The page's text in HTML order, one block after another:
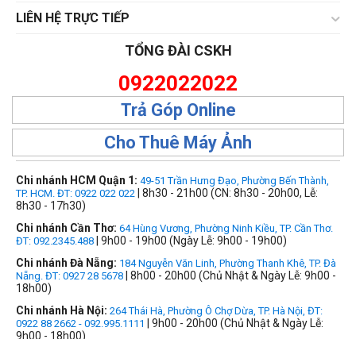
LIÊN HỆ TRỰC TIẾP
TỔNG ĐÀI CSKH
0922022022
Trả Góp Online
Cho Thuê Máy Ảnh
Chi nhánh HCM Quận 1: 49-51 Trần Hưng Đạo, Phường Bến Thành,
TP. HCM. ĐT: 0922 022 022 | 8h30 - 21h00 (CN: 8h30 - 20h00, Lễ:
8h30 - 17h30)
Chi nhánh Cần Thơ: 64 Hùng Vương, Phường Ninh Kiều, TP. Cần Thơ.
ĐT: 092.2345.488 | 9h00 - 19h00 (Ngày Lễ: 9h00 - 19h00)
Chi nhánh Đà Nẵng: 184 Nguyễn Văn Linh, Phường Thanh Khê, TP. Đà
Nẵng. ĐT: 0927 28 5678 | 8h00 - 20h00 (Chủ Nhật & Ngày Lễ: 9h00 -
18h00)
Chi nhánh Hà Nội: 264 Thái Hà, Phường Ô Chợ Dừa, TP. Hà Nội, ĐT:
0922 88 2662 - 092.995.1111
| 9h00 - 20h00 (Chủ Nhật & Ngày Lễ:
9h00 - 18h00)